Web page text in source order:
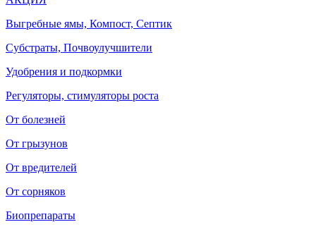
Выгребные ямы, Компост, Септик
Субстраты, Почвоулучшители
Удобрения и подкормки
Регуляторы, стимуляторы роста
От болезней
От грызунов
От вредителей
От сорняков
Биопрепараты